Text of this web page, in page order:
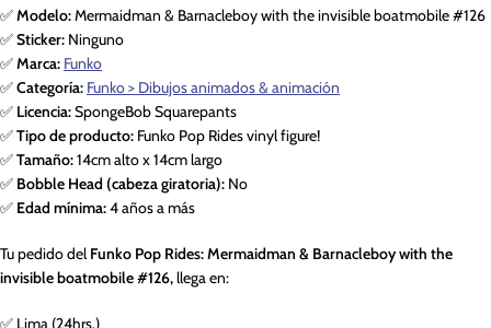
✅Modelo:Mermaidman & Barnacleboy with the invisible boatmobile #126
✅Sticker: Ninguno
✅Marca: Funko
✅Categoría: Funko > Dibujos animados & animación
✅ Licencia:SpongeBob Squarepants
✅Tipo de producto: Funko Pop Rides vinyl figure!
✅Tamaño:14cm alto x 14cm largo
✅ Bobble Head (cabeza giratoria): No
✅ Edad mínima:4 años a más
Tu pedido delFunko Pop Rides: Mermaidman & Barnacleboy with the
invisible boatmobile #126,llega en:
✅ Lima (24hrs.)